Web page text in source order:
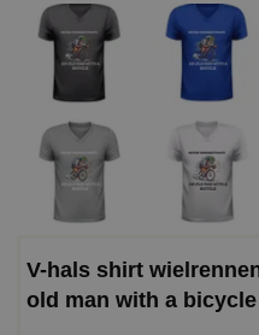
V-hals shirt
old man with a bicycle